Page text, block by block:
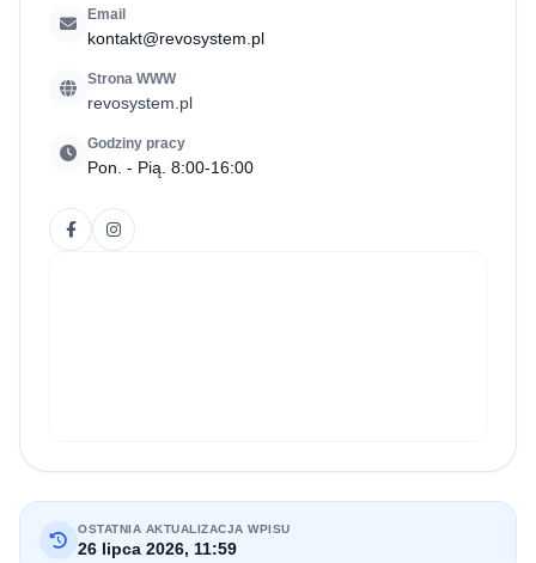
Email
kontakt@revosystem.pl
Strona WWW
revosystem.pl
Godziny pracy
Pon. - Pią. 8:00-16:00
OSTATNIA AKTUALIZACJA WPISU
26 lipca 2026, 11:59